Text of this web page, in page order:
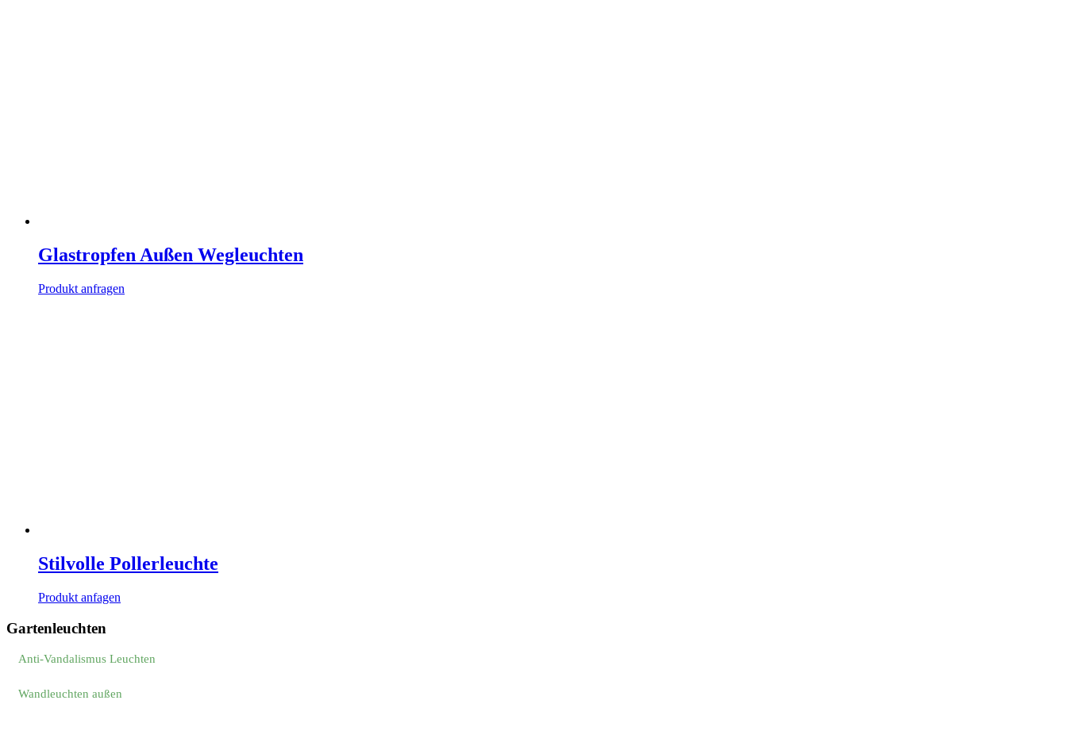
Glastropfen Außen Wegleuchten
Produkt anfragen
Stilvolle Pollerleuchte
Produkt anfagen
Gartenleuchten
Anti-Vandalismus Leuchten
Wandleuchten außen